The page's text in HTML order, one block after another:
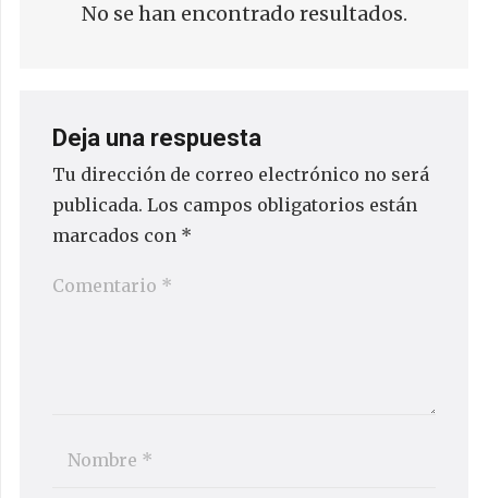
No se han encontrado resultados.
Deja una respuesta
Tu dirección de correo electrónico no será
publicada. Los campos obligatorios están
marcados con *